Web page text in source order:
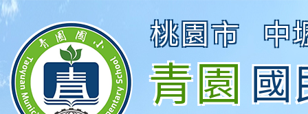
桃園市 中
青園國